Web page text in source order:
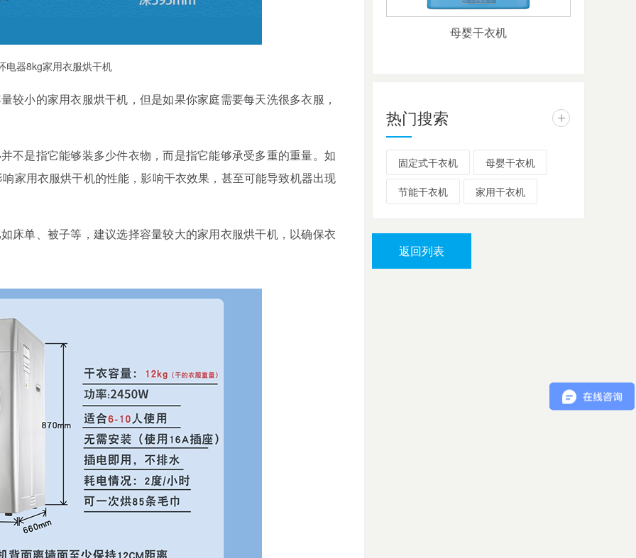
电器8kg家用衣服烘干机
较小的家用衣服烘干机，但是如果你家庭需要每天洗很多衣服，
不是指它能够装多少件衣物，而是指它能够承受多重的重量。如
家用衣服烘干机的性能，影响干衣效果，甚至可能导致机器出现
床单、被子等，建议选择容量较大的家用衣服烘干机，以确保衣
母婴干衣机
热门搜索 +
固定式干衣机 母婴干衣机
节能干衣机 家用干衣机
返回列表